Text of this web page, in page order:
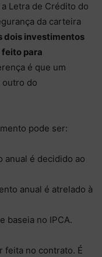
a Letra de Crédito do
da carteira
dois investimentos
para
é que um
outro do
pode ser:
anual é decidido ao
anual é atrelado à
baseia no IPCA.
feita no contrato. É